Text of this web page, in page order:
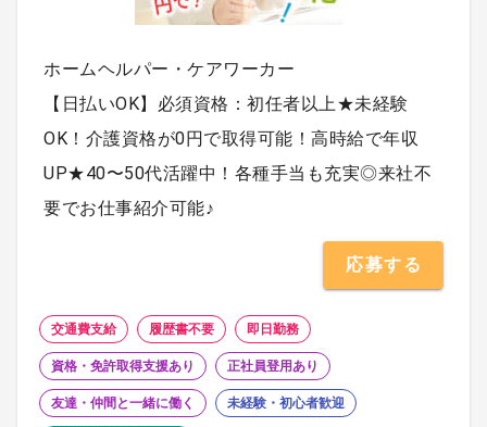
ホームヘルパー・ケアワーカー
【日払いOK】必須資格：初任者以上★未経験
OK！介護資格が0円で取得可能！高時給で年収
UP★40〜50代活躍中！各種手当も充実◎来社不
要でお仕事紹介可能♪
応募する
交通費支給 履歴書不要 即日勤務
資格・免許取得支援あり 正社員登用あり
友達・仲間と一緒に働く 未経験・初心者歓迎